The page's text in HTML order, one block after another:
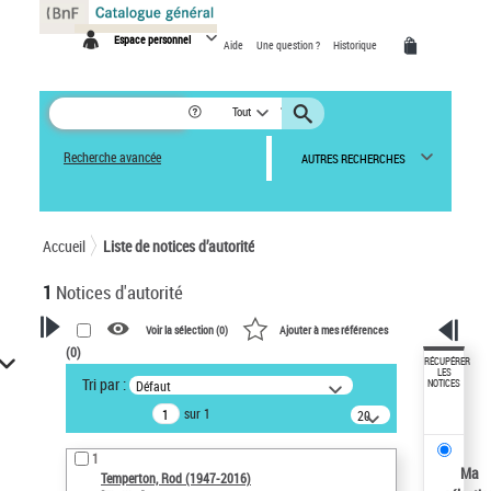
Espace personnel Aide Une question ? Historique
Tout
Recherche avancée AUTRES RECHERCHES
Accueil Liste de notices d’autorité
1 Notices d'autorité
VOTRE RECHERCHE
Recherche avancée dans les
notices d’autorité
Œuvres liées à l'auteur :
Temperton, Rod (1947-2016)
Voir la sélection (0) Ajouter à mes références
(0)
Tri par : Défaut
sur 1
20
résultats/page
1
Temperton, Rod (1947-2016)
RÉCUPÉRER
LES
NOTICES
Ma
Panneau de gestion des cookies